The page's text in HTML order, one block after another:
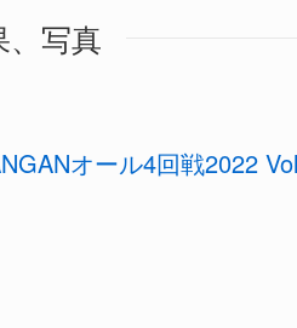
、写真
オール4回戦2022